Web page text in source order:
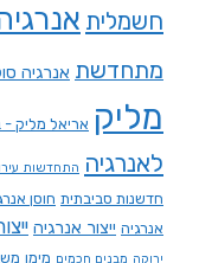
חשמלית
מתחדשת אנרגיה
מליק אריאל מליק -
לאנרגיה התחדשות
חדשנות סביבתית חוסן
אנרגיה ייצור אנרגיה
ירוקה מבנים חכמים מימן